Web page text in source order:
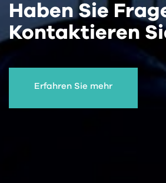
Haben Sie
Kontaktieren
Erfahren Sie mehr